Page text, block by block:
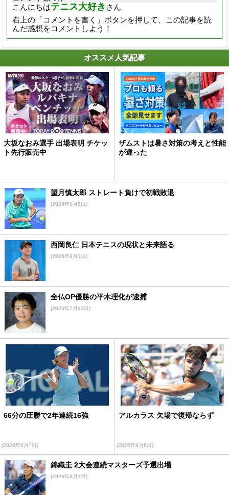
こんにちはテニス大好き さん
右上の「コメントを書く」ボタンを押して、この記事を読
んだ感想をコメントしよう！
オススメ人気記事
大坂なおみ選手 出場表明 チケッ
ト先行販売中
ザムストは暑さ対策の考えと性能
が違った
望月慎太郎 ストレート負けで初戦敗退
(2026年8月5日)
西岡良仁 日本テニスの現状と未来語る
(2026年8月1日)
全仏OP優勝の平木理化が逮捕
(2026年7月23日)
66分の圧勝で2年連続16強
(2026年8月7日)
アルカラス 欠場で復帰ならず
(2026年8月6日)
錦織圭 2大会連続マスターズ予選出場
(2026年8月1日)